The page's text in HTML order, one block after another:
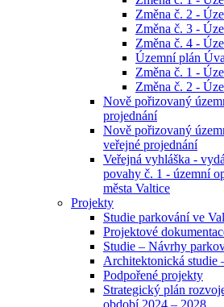
Změna č. 2 -
Změna č. 3 -
Změna č. 4 -
Územní plán
Změna č. 1 -
Změna č. 2 -
Nově pořizovaný
projednání
Nově pořizovaný
veřejné projednání
Veřejná vyhláška -
povahy č. 1 - územní
města Valtice
Projekty
Studie parkování ve
Projektové
Studie – Návrhy
Architektonická studie
Podpořené projekty
Strategický plán
období 2024 – 2028